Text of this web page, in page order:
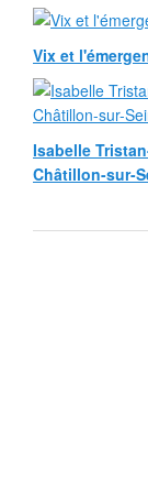
Vix et
Isabelle
Châtillon-sur-